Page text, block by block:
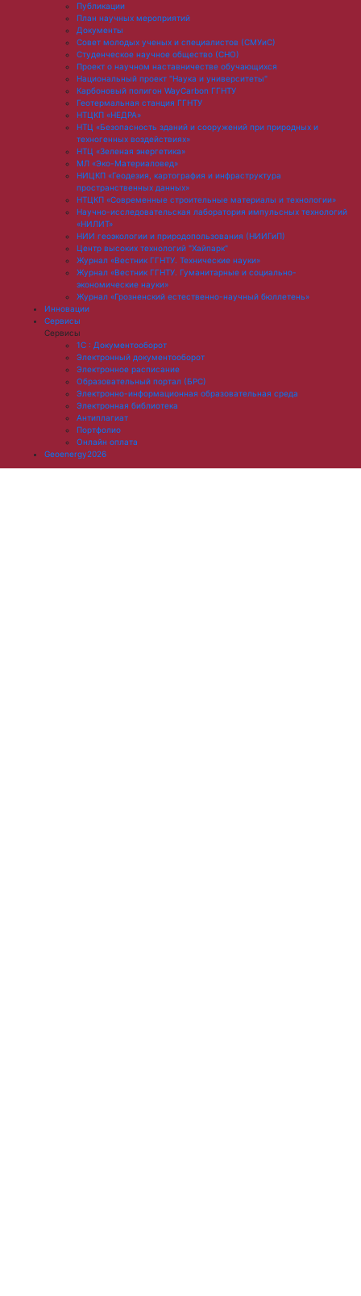
Публикации
План научныx мероприятий
Документы
Совет молодых ученых и специалистов (СМУиС)
Студенческое научное общество (СНО)
Проект о научном наставничестве обучающихся
Национальный проект "Наука и университеты"
Карбоновый полигон WayCarbon ГГНТУ
Геотермальная станция ГГНТУ
НТЦКП «НЕДРА»
НТЦ «Безопасность зданий и сооружений при природных и
техногенных воздействиях»
НТЦ «Зеленая энергетика»
МЛ «Эко-Материаловед»
НИЦКП «Геодезия, картография и инфраструктура
пространственных данных»
НТЦКП «Современные строительные материалы и технологии»
Научно-исследовательская лаборатория импульсных технологий
«НИЛИТ»
НИИ геоэкологии и природопользования (НИИГиП)
Центр высоких технологий "Хайпарк"
Журнал «Вестник ГГНТУ. Технические науки»
Журнал «Вестник ГГНТУ. Гуманитарные и социально-
экономические науки»
Журнал «Грозненский естественно-научный бюллетень»
Инновации
Сервисы
Сервисы
1С : Документооборот
Электронный документооборот
Электронное расписание
Образовательный портал (БРС)
Электронно-информационная образовательная среда
Электронная библиотека
Антиплагиат
Портфолио
Онлайн оплата
Geoenergy2026